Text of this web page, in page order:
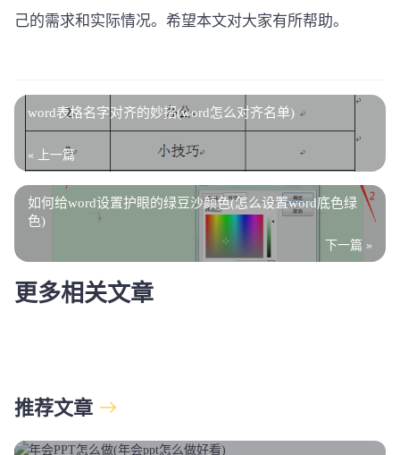
己的需求和实际情况。希望本文对大家有所帮助。
word表格名字对齐的妙招(word怎么对齐名单)
« 上一篇
如何给word设置护眼的绿豆沙颜色(怎么设置word底色绿
色)
下一篇 »
更多相关文章
推荐文章